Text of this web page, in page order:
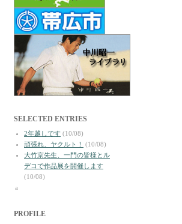
SELECTED ENTRIES
2年越しです (10/08)
頑張れ、ヤクルト！
(10/08)
大竹京先生、一門の皆様とル
デコで作品展を開催します
(10/08)
a
PROFILE